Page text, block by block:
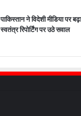
पाकिस्तान ने विदेशी मीडिया पर
स्वतंत्र रिपोर्टिंग पर उठे सवाल